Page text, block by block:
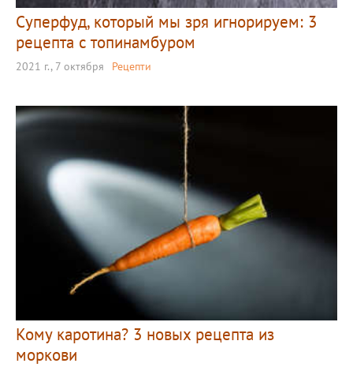
Суперфуд, который мы зря игнорируем: 3
рецепта с топинамбуром
2021 г., 7 октября Рецепти
Кому каротина? 3 новых рецепта из
моркови